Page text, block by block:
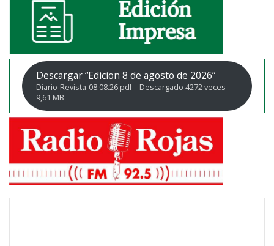
Descargar “Edicion 8 de agosto de 2026”
Diario-Revista-08.08.26.pdf – Descargado 4272 veces –
9,61 MB